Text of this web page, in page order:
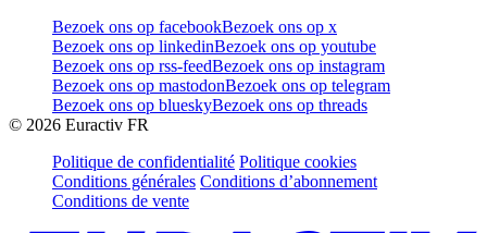
Bezoek ons op facebookBezoek ons op x
Bezoek ons op linkedinBezoek ons op youtube
Bezoek ons op rss-feedBezoek ons op instagram
Bezoek ons op mastodonBezoek ons op telegram
Bezoek ons op blueskyBezoek ons op threads
© 2026 Euractiv FR
Politique de confidentialité Politique cookies
Conditions générales Conditions d’abonnement
Conditions de vente